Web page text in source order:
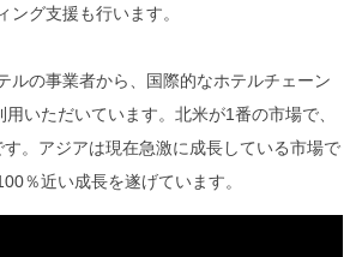
ング支援も行います。
ルの事業者から、国際的なホテルチェーン
いただいています。北米が1番の市場で、
。アジアは現在急激に成長している市場で
％近い成長を遂げています。